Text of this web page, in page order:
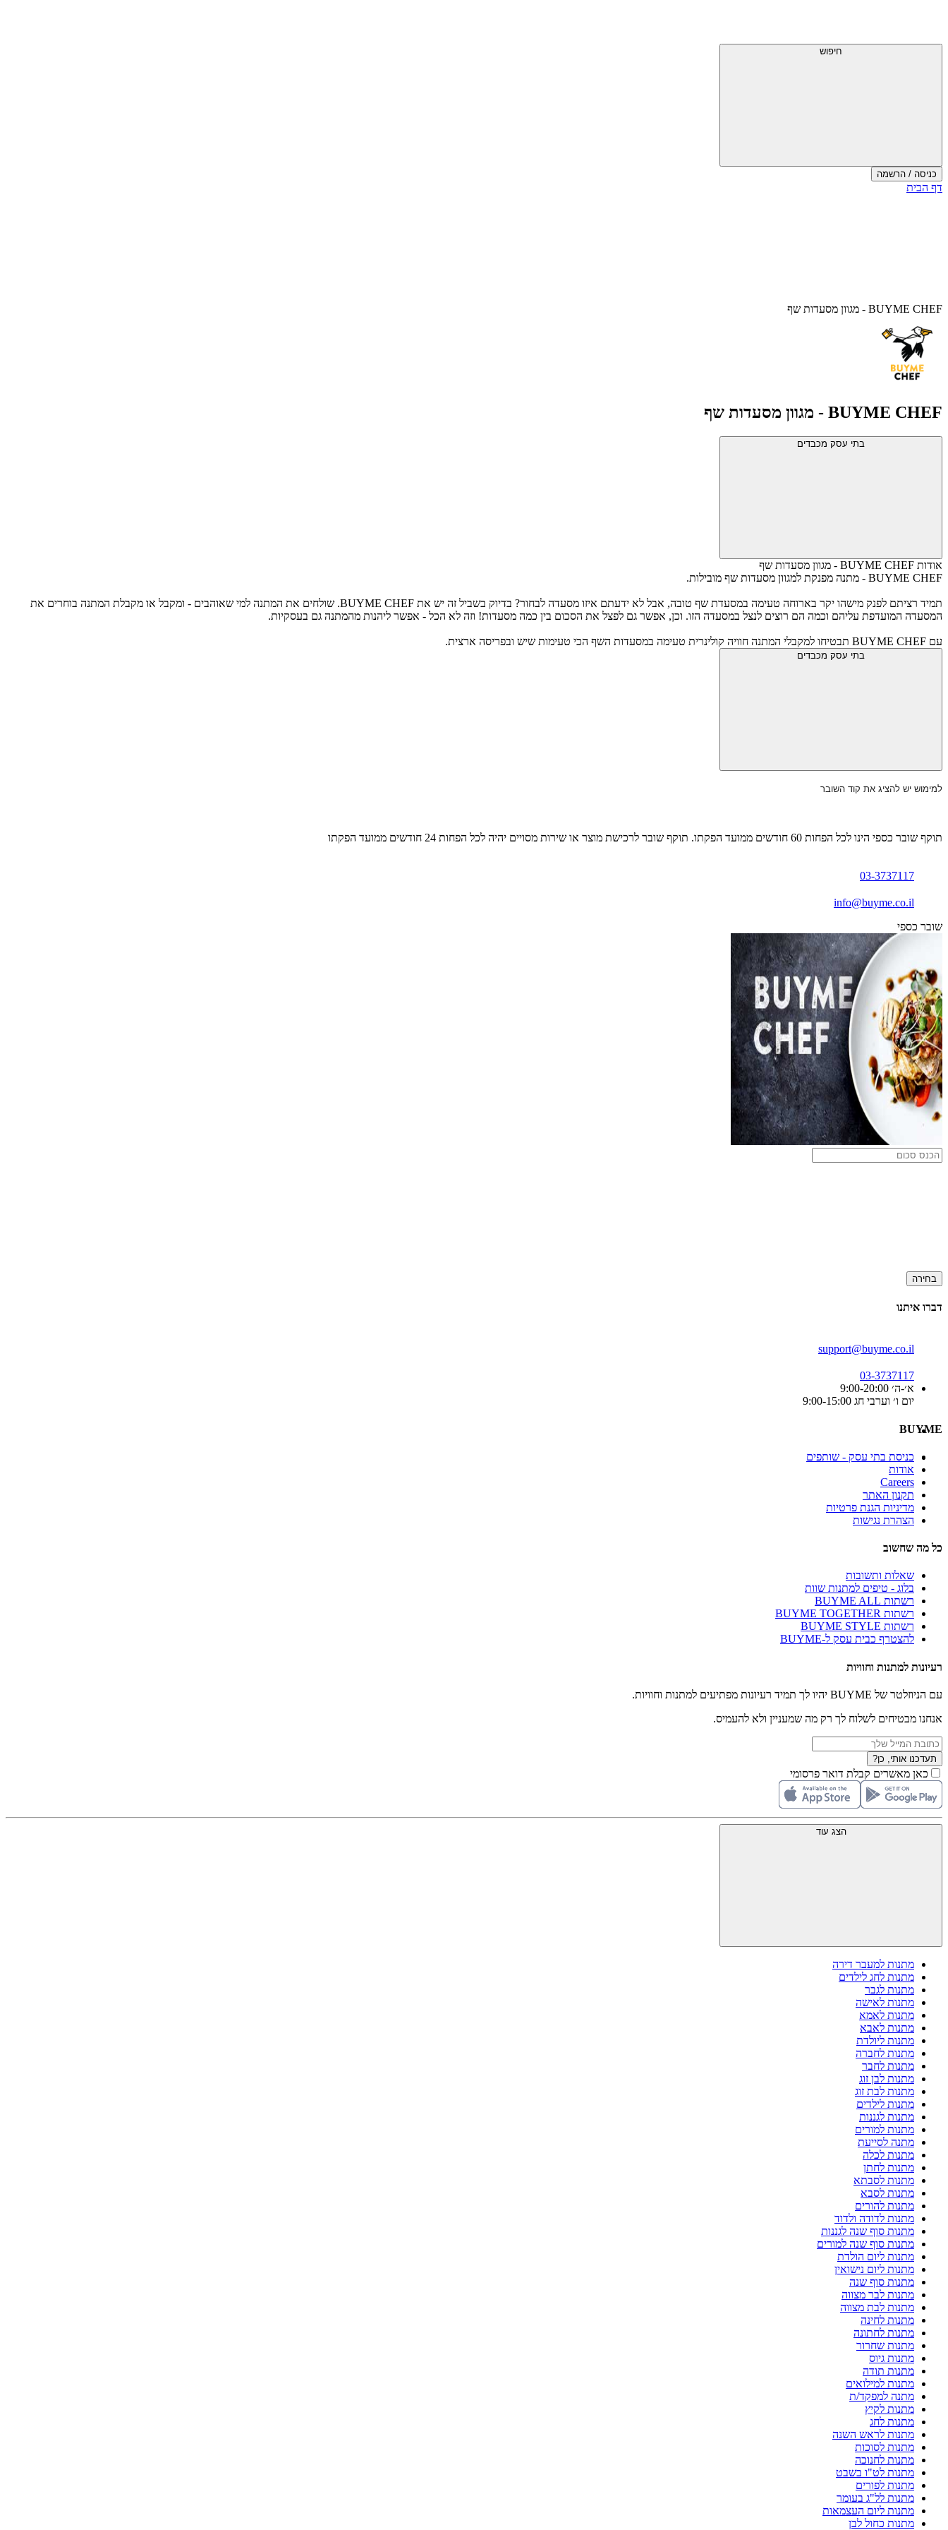
עליון
חיפוש
כניסה / הרשמה
סוף
דף הבית
BUYME CHEF - מגוון מסעדות שף
BUYME CHEF - מגוון מסעדות שף
בתי עסק מכבדים
אודות BUYME CHEF - מגוון מסעדות שף
BUYME CHEF - מתנה מפנקת למגוון מסעדות שף מובילות.
תמיד רציתם לפנק מישהו יקר בארוחה טעימה במסעדת שף טובה, אבל לא ידעתם איזו מסעדה לבחור? בדיוק בשביל זה יש את BUYME CHEF. שולחים את המתנה למי שאוהבים - ומקבל או מקבלת המתנה בוחרים את
המסעדה המועדפת עליהם וכמה הם רוצים לנצל במסעדה הזו. וכן, אפשר גם לפצל את הסכום בין כמה מסעדות! וזה לא הכל - אפשר ליהנות מהמתנה גם בעסקיות.
עם BUYME CHEF תבטיחו למקבלי המתנה חוויה קולינרית טעימה במסעדות השף הכי טעימות שיש ובפריסה ארצית.
בתי עסק מכבדים
למימוש יש להציג את קוד השובר
תוקף שובר כספי הינו לכל הפחות 60 חודשים ממועד הפקתו. תוקף שובר לרכישת מוצר או שירות מסויים יהיה לכל הפחות 24 חודשים ממועד הפקתו
03-3737117
info@buyme.co.il
שובר כספי
בחירה
דברו איתנו
support@buyme.co.il
03-3737117
א׳-ה׳ 9:00-20:00
יום ו׳ וערבי חג 9:00-15:00
BUYME
כניסת בתי עסק - שותפים
אודות
Careers
תקנון האתר
מדיניות הגנת פרטיות
הצהרת נגישות
כל מה שחשוב
שאלות ותשובות
בלוג - טיפים למתנות שוות
רשתות BUYME ALL
רשתות BUYME TOGETHER
רשתות BUYME STYLE
להצטרף כבית עסק ל-BUYME
רעיונות למתנות וחוויות
עם הניוזלטר של BUYME יהיו לך תמיד רעיונות מפתיעים למתנות וחוויות.
אנחנו מבטיחים לשלוח לך רק מה שמעניין ולא להעמיס.
תעדכנו אותי, כן?
כאן מאשרים קבלת דואר פרסומי
הצג עוד
מתנות למעבר דירה
מתנות לחג לילדים
מתנות לגבר
מתנות לאישה
מתנות לאמא
מתנות לאבא
מתנות ליולדת
מתנות לחברה
מתנות לחבר
מתנות לבן זוג
מתנות לבת זוג
מתנות לילדים
מתנות לגננות
מתנות למורים
מתנה לסייעת
מתנות לכלה
מתנות לחתן
מתנות לסבתא
מתנות לסבא
מתנות להורים
מתנות לדודה ולדוד
מתנות סוף שנה לגננות
מתנות סוף שנה למורים
מתנות ליום הולדת
מתנות ליום נישואין
מתנות סוף שנה
מתנות לבר מצווה
מתנות לבת מצווה
מתנות לחינה
מתנות לחתונה
מתנות שחרור
מתנות גיוס
מתנות תודה
מתנות למילואים
מתנה למפקד/ת
מתנות לקיץ
מתנות לחג
מתנות לראש השנה
מתנות לסוכות
מתנות לחנוכה
מתנות לט"ו בשבט
מתנות לפורים
מתנות לל"ג בעומר
מתנות ליום העצמאות
מתנות כחול לבן